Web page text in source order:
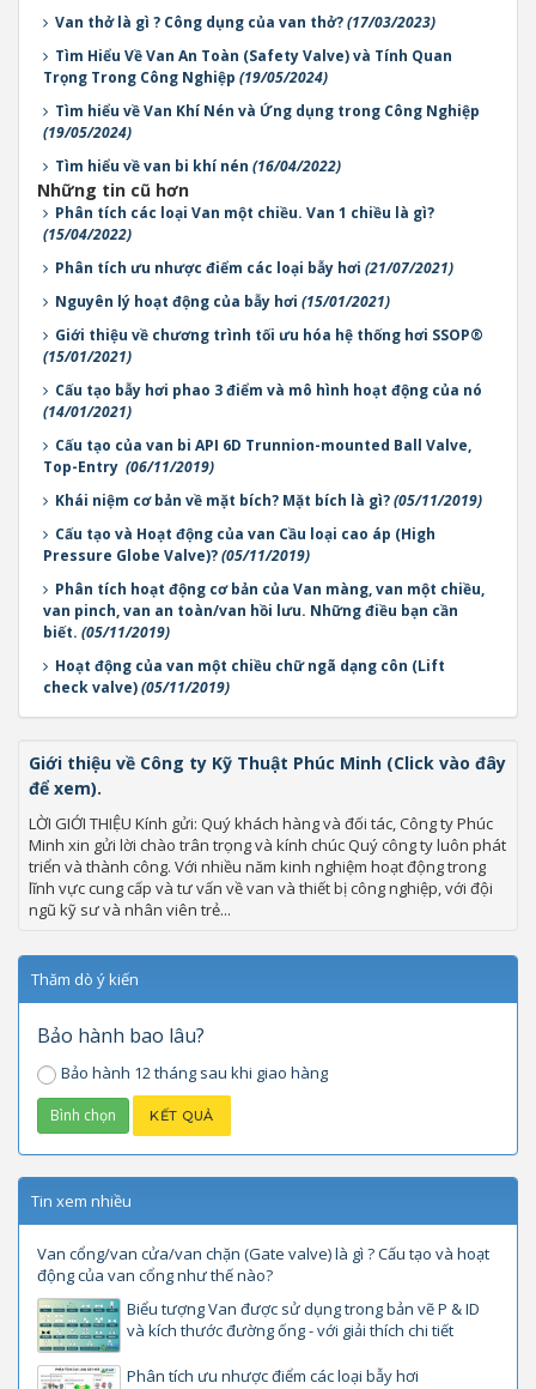
Van thở là gì ? Công dụng của van thở?(17/03/2023)
Tìm Hiểu Về Van An Toàn (Safety Valve) và Tính Quan
Trọng Trong Công Nghiệp (19/05/2024)
Tìm hiểu về Van Khí Nén và Ứng dụng trong Công Nghiệp
(19/05/2024)
Tìm hiểu về van bi khí nén (16/04/2022)
Những tin cũ hơn
Phân tích các loại Van một chiều. Van 1 chiều là gì?
(15/04/2022)
Phân tích ưu nhược điểm các loại bẫy hơi (21/07/2021)
Nguyên lý hoạt động của bẫy hơi (15/01/2021)
Giới thiệu về chương trình tối ưu hóa hệ thống hơi SSOP®
(15/01/2021)
Cấu tạo bẫy hơi phao 3 điểm và mô hình hoạt động của nó
(14/01/2021)
Cấu tạo của van bi API 6D Trunnion-mounted Ball Valve,
Top-Entry (06/11/2019)
Khái niệm cơ bản về mặt bích? Mặt bích là gì?(05/11/2019)
Cấu tạo và Hoạt động của van Cầu loại cao áp (High
Pressure Globe Valve)?(05/11/2019)
Phân tích hoạt động cơ bản của Van màng, van một chiều,
van pinch, van an toàn/van hồi lưu. Những điều bạn cần
biết. (05/11/2019)
Hoạt động của van một chiều chữ ngã dạng côn (Lift
check valve)(05/11/2019)
Giới thiệu về Công ty Kỹ Thuật Phúc Minh (Click vào đây
để xem).
LỜI GIỚI THIỆU Kính gửi: Quý khách hàng và đối tác, Công ty Phúc
Minh xin gửi lời chào trân trọng và kính chúc Quý công ty luôn phát
triển và thành công. Với nhiều năm kinh nghiệm hoạt động trong
lĩnh vực cung cấp và tư vấn về van và thiết bị công nghiệp, với đội
ngũ kỹ sư và nhân viên trẻ...
Thăm dò ý kiến
Bảo hành bao lâu?
Bảo hành 12 tháng sau khi giao hàng
Tin xem nhiều
Van cổng/van cửa/van chặn (Gate valve) là gì ? Cấu tạo và hoạt
động của van cổng như thế nào?
Biểu tượng Van được sử dụng trong bản vẽ P & ID
và kích thước đường ống - với giải thích chi tiết
Phân tích ưu nhược điểm các loại bẫy hơi